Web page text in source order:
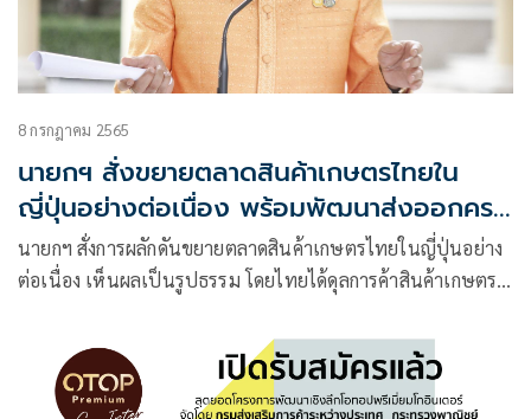
8 กรกฎาคม 2565
นายกฯ สั่งขยายตลาดสินค้าเกษตรไทยใน
ญี่ปุ่นอย่างต่อเนื่อง พร้อมพัฒนาส่งออกครบ
วงจร
นายกฯ สั่งการผลักดันขยายตลาดสินค้าเกษตรไทยในญี่ปุ่นอย่าง
ต่อเนื่อง เห็นผลเป็นรูปธรรม โดยไทยได้ดุลการค้าสินค้าเกษตร
สินค้าเกษตรท้องถิ่นขึ้นทะเบียน GI